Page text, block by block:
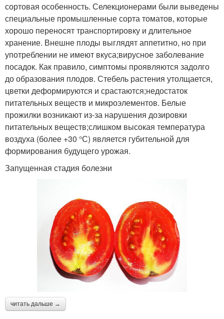
сортовая особенность. Селекционерами были выведены
специальные промышленные сорта томатов, которые
хорошо переносят транспортировку и длительное
хранение. Внешне плоды выглядят аппетитно, но при
употреблении не имеют вкуса;вирусное заболевание
посадок. Как правило, симптомы проявляются задолго
до образования плодов. Стебель растения утолщается,
цветки деформируются и срастаются;недостаток
питательных веществ и микроэлементов. Белые
прожилки возникают из-за нарушения дозировки
питательных веществ;слишком высокая температура
воздуха (более +30 °С) является губительной для
формирования будущего урожая.
Запущенная стадия болезни
читать дальше →